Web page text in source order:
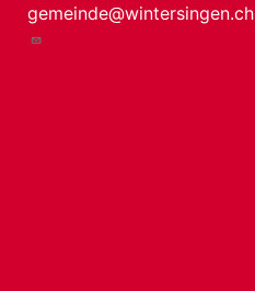
gemeinde@wintersingen.ch